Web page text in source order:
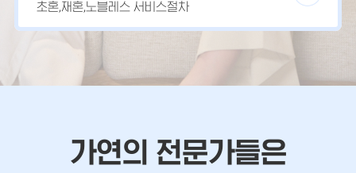
초혼,재혼,노블레스 서비스절차
가연의 전문가들은